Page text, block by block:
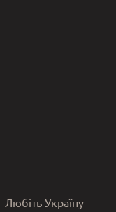
Любіть Україну